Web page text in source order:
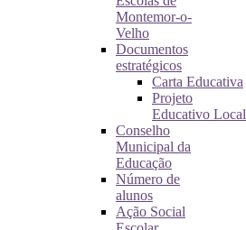
Montemor-o-
Velho
Documentos
estratégicos
Carta Educativa
Projeto
Educativo Local
Conselho
Municipal da
Educação
Número de
alunos
Ação Social